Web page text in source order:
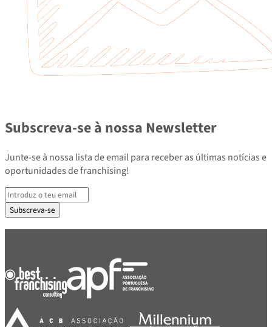
Subscreva-se à nossa Newsletter
Junte-se à nossa lista de email para receber as últimas notícias e
oportunidades de franchising!
Subscreva-se